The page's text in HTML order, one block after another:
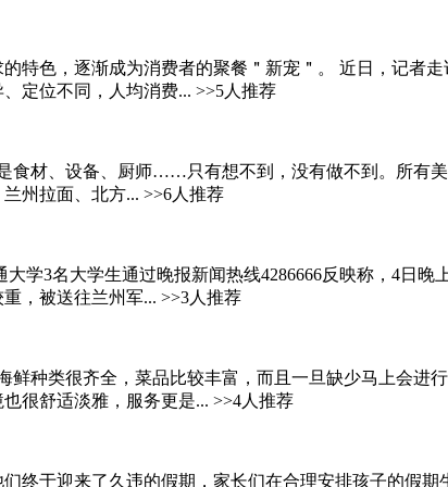
特色，逐渐成为消费者的聚餐＂新宠＂。 近日，记者
定位不同，人均消费... >>5人推荐
食材、设备、厨师……只有想不到，没有做不到。所有
州拉面、北方... >>6人推荐
学3名大学生通过晚报新闻热线4286666反映称，4日
，被送往兰州军... >>3人推荐
种类很齐全，菜品比较丰富，而且一旦缺少马上会进
很舒适淡雅，服务更是... >>4人推荐
终于迎来了久违的假期，家长们在合理安排孩子的假